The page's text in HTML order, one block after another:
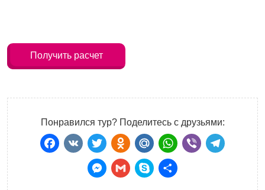
Получить расчет
Понравился тур? Поделитесь с друзьями:
Facebook
VKTwitter
Odnoklassniki
Mail.Ru
WhatsApp